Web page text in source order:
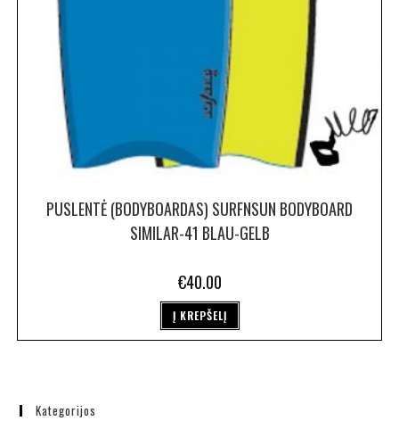
PUSLENTĖ (BODYBOARDAS) SURFNSUN BODYBOARD
SIMILAR-41 BLAU-GELB
€40.00
Į KREPŠELĮ
Kategorijos